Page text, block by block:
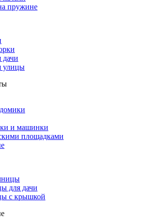
пружине
дачи
улицы
и машинки
для дачи
с крышкой